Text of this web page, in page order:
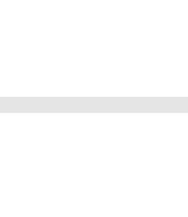
PPG-14 Butyl